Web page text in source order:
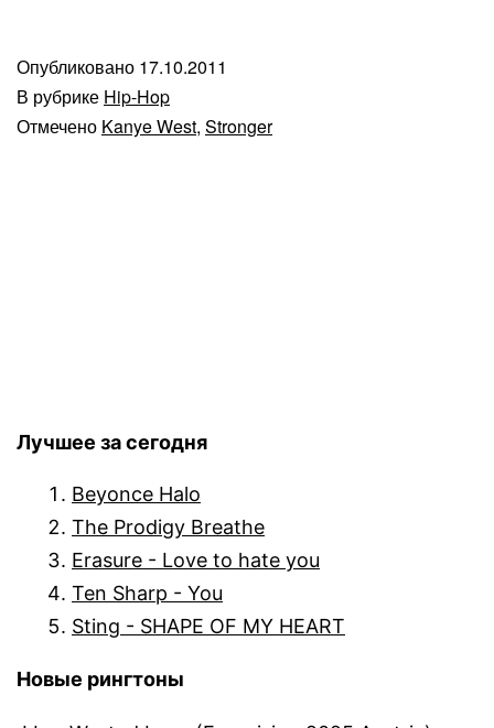
Опубликовано 17.10.2011
В рубрике Hip-Hop
Отмечено Kanye West, Stronger
Лучшее за сегодня
Beyonce Halo
The Prodigy Breathe
Erasure - Love to hate you
Ten Sharp - You
Sting - SHAPE OF MY HEART
Новые рингтоны